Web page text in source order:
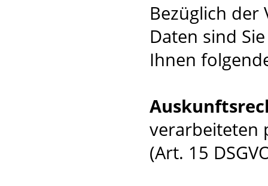
Bezüglich
Daten sind
Ihnen
verarbeiteten
(Art. 15